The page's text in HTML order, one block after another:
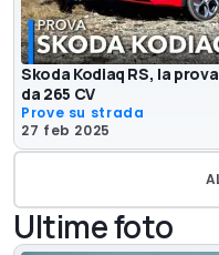
Skoda Kodiaq RS, la
da 265 CV
Prove su strada
27 feb 2025
Ultime foto